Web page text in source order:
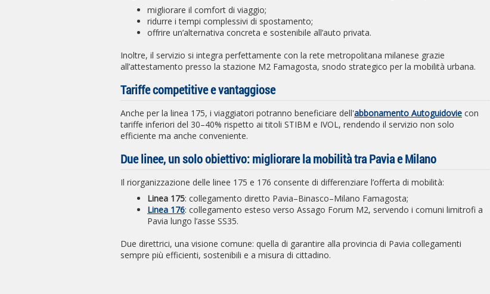
migliorare il comfort di viaggio;
ridurre i tempi complessivi di spostamento;
offrire un’alternativa concreta e sostenibile all’auto privata.
Inoltre, il servizio si integra perfettamente con la rete metropolitana milanese grazie
all’attestamento presso la stazione M2 Famagosta, snodo strategico per la mobilità urbana.
Tariffe competitive e vantaggiose
Anche per la linea 175, i viaggiatori potranno beneficiare dell'abbonamento Autoguidovie con
tariffe inferiori del 30–40% rispetto ai titoli STIBM e IVOL, rendendo il servizio non solo
efficiente ma anche conveniente.
Due linee, un solo obiettivo: migliorare la mobilità tra Pavia e Milano
Il riorganizzazione delle linee 175 e 176 consente di differenziare l’offerta di mobilità:
Linea 175: collegamento diretto Pavia–Binasco–Milano Famagosta;
Linea 176: collegamento esteso verso Assago Forum M2, servendo i comuni limitrofi a
Pavia lungo l’asse SS35.
Due direttrici, una visione comune: quella di garantire alla provincia di Pavia collegamenti
sempre più efficienti, sostenibili e a misura di cittadino.